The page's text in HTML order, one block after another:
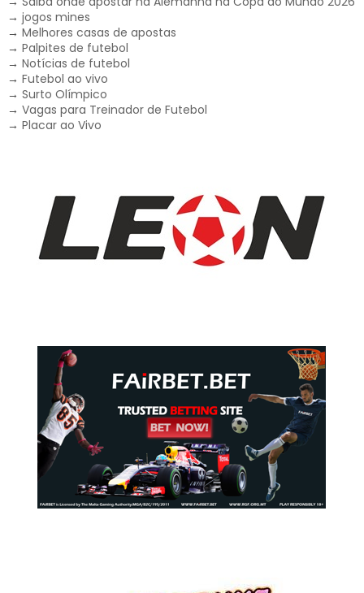
→ jogos mines
→ Melhores casas de apostas
→ Palpites de futebol
→ Notícias de futebol
→ Futebol ao vivo
→ Surto Olímpico
→ Vagas para Treinador de Futebol
→ Placar ao Vivo